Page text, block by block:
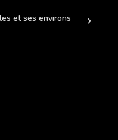
et ses environs